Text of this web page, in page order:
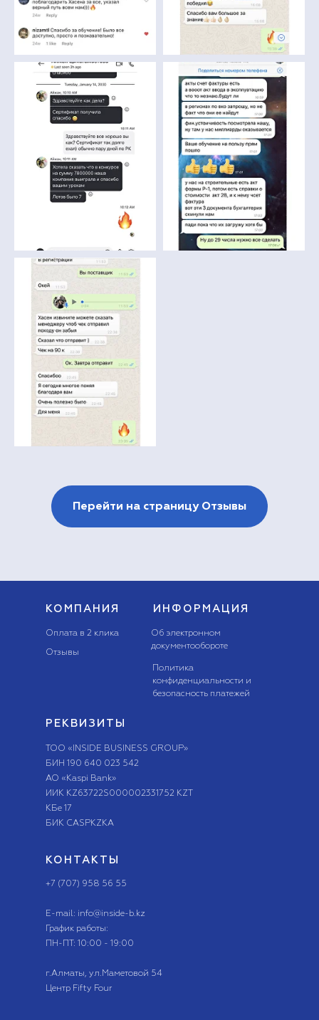
Перейти на страницу Отзывы
КОМПАНИЯ
Оплата в 2 клика
ИНФОРМАЦИЯ
РЕКВИЗИТЫ
ТОО «INSIDE BUSINESS GROUP»
БИН 190 640 023 542
АО «Kaspi Bank»
ИИК KZ63722S000002331752 KZT
КБе 17
БИК CASPKZKA
КОНТАКТЫ
+7 (707) 958 56 55
E-mail: info@inside-b.kz
График работы:
ПН-ПТ: 10:00 - 19:00
г.Алматы, ​ул.Маметовой 54
Центр Fifty Four
Отзывы
Об электронном
документообороте
Политика
конфиденциальности и
безопасность платежей